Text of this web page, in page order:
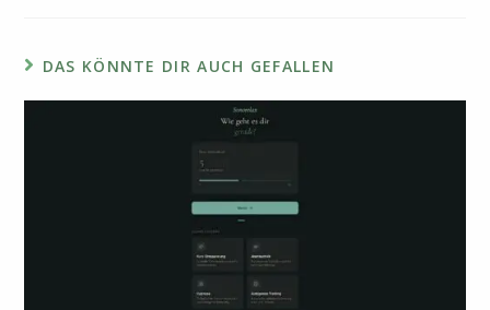
DAS KÖNNTE DIR AUCH GEFALLEN